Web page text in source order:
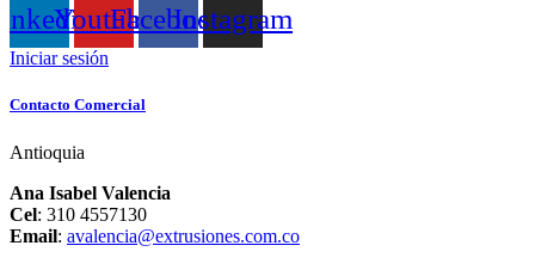
YoutubeFacebookInstagram
Iniciar sesión
Contacto Comercial
Antioquia
Ana Isabel Valencia
Cel: 310 4557130
Email: avalencia@extrusiones.com.co